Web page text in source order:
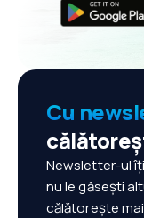
Cu
Newsletter-ul
nu le găsești
călătorește